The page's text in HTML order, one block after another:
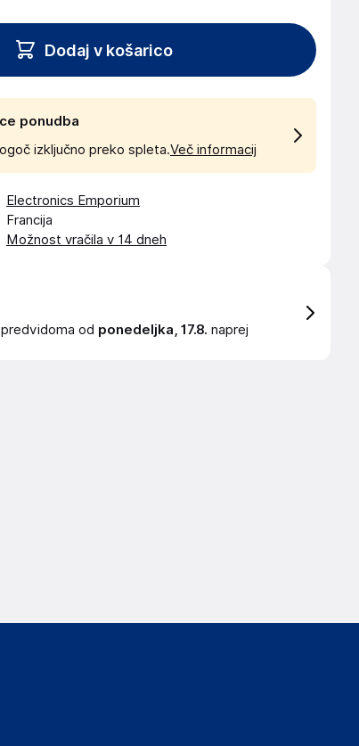
Dodaj v košarico
ponudba
izključno preko spleta.Več informacij
Electronics Emporium
Francija
Možnost vračila v 14 dneh
predvidoma od ponedeljka, 17.8. naprej